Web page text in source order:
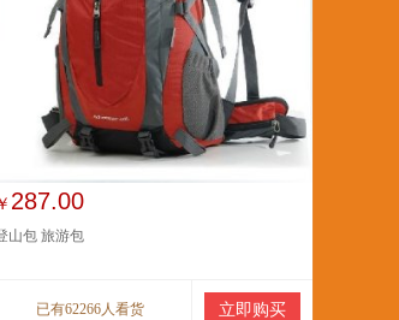
287.00
山包 旅游包
已有62266人看货 立即购买